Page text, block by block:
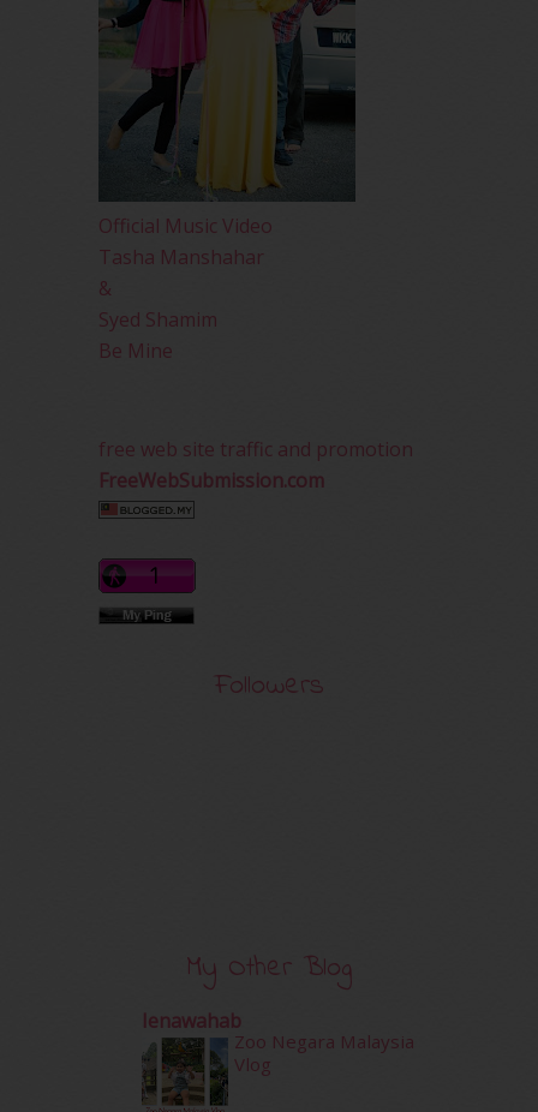
Official Music Video
Tasha Manshahar
&
Syed Shamim
Be Mine
free web site traffic and promotion
FreeWebSubmission.com
Followers
My Other Blog
Ienawahab
Zoo Negara Malaysia
Vlog